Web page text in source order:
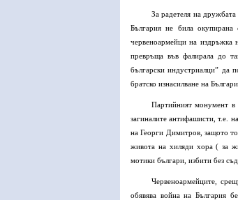
За радетеля на
България не била
червеноармейци на издръжка
превръща във фалирала до
български индустриалци” да
братско изнасилване на
Партийният монумент в
загиналите антифашисти, т.е.
на Георги Димитров, защото
живота на хиляди хора ( за
мотики българи, избити без
Червеноармейците,
обявява война на България